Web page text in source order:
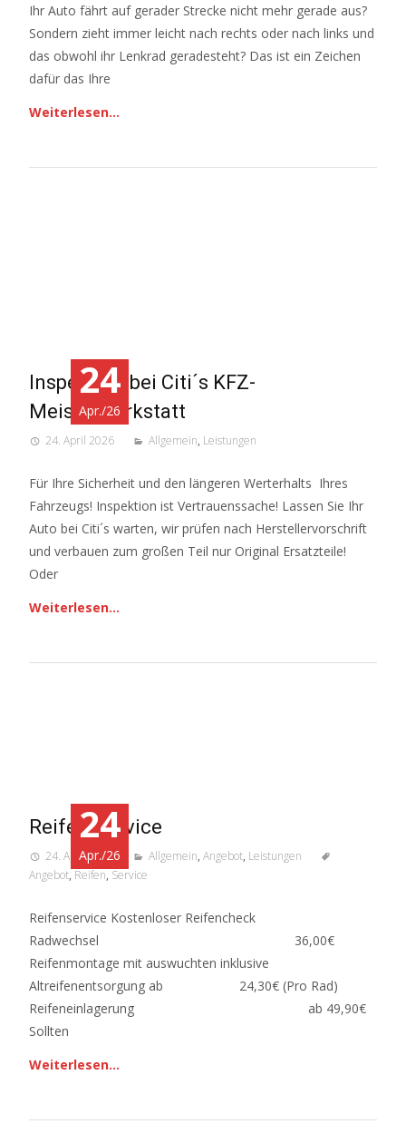
Ihr Auto fährt auf gerader Strecke nicht mehr gerade aus?
Sondern zieht immer leicht nach rechts oder nach links und
das obwohl ihr Lenkrad geradesteht? Das ist ein Zeichen
dafür das Ihre
Weiterlesen…
24
Apr./26
Inspektion bei Citi´s KFZ-
Meisterwerkstatt
24. April 2026 Allgemein, Leistungen
Für Ihre Sicherheit und den längeren Werterhalts Ihres
Fahrzeugs! Inspektion ist Vertrauenssache! Lassen Sie Ihr
Auto bei Citi´s warten, wir prüfen nach Herstellervorschrift
und verbauen zum großen Teil nur Original Ersatzteile!
Oder
Weiterlesen…
24
Apr./26
Reifen-Service
24. April 2026 Allgemein, Angebot, Leistungen
Angebot, Reifen, Service
Reifenservice Kostenloser Reifencheck
Radwechsel 36,00€
Reifenmontage mit auswuchten inklusive
Altreifenentsorgung ab 24,30€ (Pro Rad)
Reifeneinlagerung ab 49,90€
Sollten
Weiterlesen…